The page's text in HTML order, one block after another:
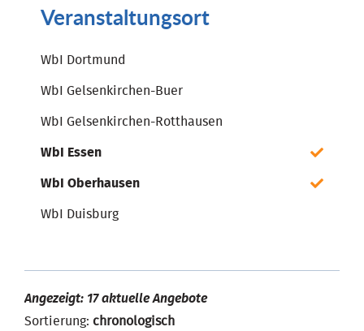
Veranstaltungsort
WbI Dortmund
WbI Gelsenkirchen-Buer
WbI Gelsenkirchen-Rotthausen
WbI Essen
WbI Oberhausen
WbI Duisburg
Angezeigt: 17 aktuelle Angebote
Sortierung: chronologisch